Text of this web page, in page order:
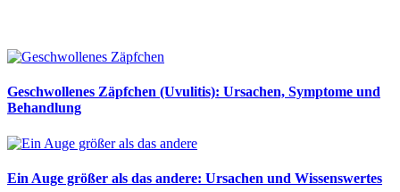
Geschwollenes Zäpfchen (Uvulitis): Ursachen, Symptome und
Behandlung
Ein Auge größer als das andere: Ursachen und Wissenswertes